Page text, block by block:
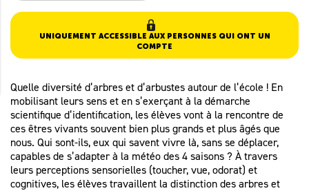
UNIQUEMENT ACCESSIBLE AUX PERSONNES QUI ONT UN
COMPTE
Quelle diversité d’arbres et d’arbustes autour de l’école ! En
mobilisant leurs sens et en s’exerçant à la démarche
scientifique d’identification, les élèves vont à la rencontre de
ces êtres vivants souvent bien plus grands et plus âgés que
nous. Qui sont-ils, eux qui savent vivre là, sans se déplacer,
capables de s’adapter à la météo des 4 saisons ? À travers
leurs perceptions sensorielles (toucher, vue, odorat) et
cognitives, les élèves travaillent la distinction des arbres et